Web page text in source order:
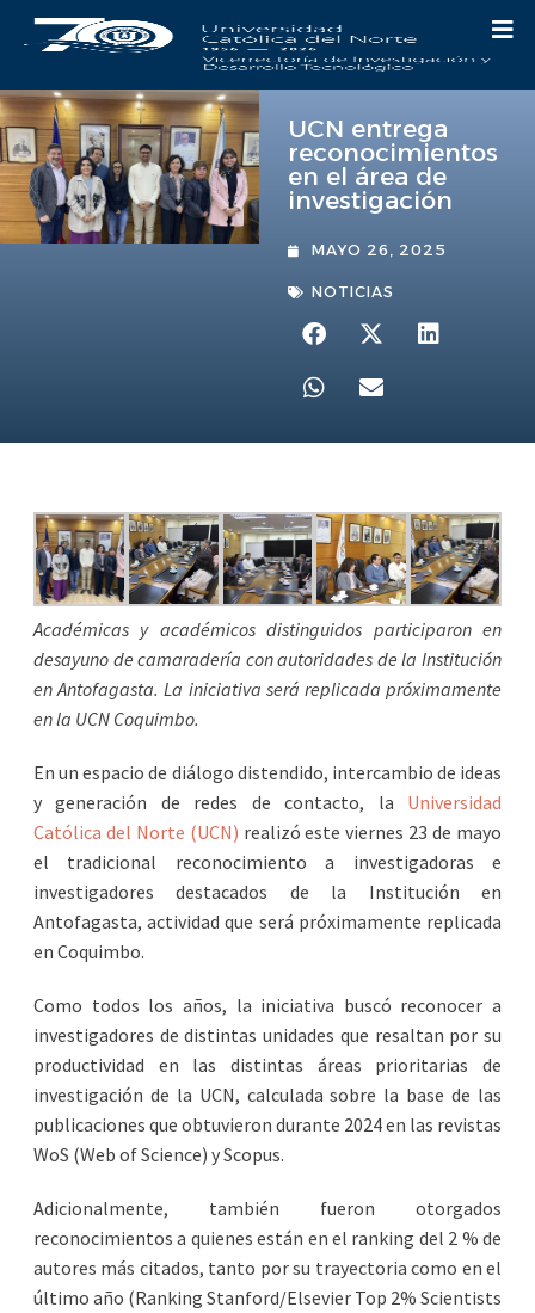
UCN entrega
reconocimientos
en el área de
investigación
MAYO 26, 2025
NOTICIAS
Académicas y académicos distinguidos participaron en
desayuno de camaradería con autoridades de la Institución
en Antofagasta. La iniciativa será replicada próximamente
en la UCN Coquimbo.
En un espacio de diálogo distendido, intercambio de ideas
y generación de redes de contacto, la Universidad
Católica del Norte (UCN) realizó este viernes 23 de mayo
el tradicional reconocimiento a investigadoras e
investigadores destacados de la Institución en
Antofagasta, actividad que será próximamente replicada
en Coquimbo.
Como todos los años, la iniciativa buscó reconocer a
investigadores de distintas unidades que resaltan por su
productividad en las distintas áreas prioritarias de
investigación de la UCN, calculada sobre la base de las
publicaciones que obtuvieron durante 2024 en las revistas
WoS (Web of Science) y Scopus.
Adicionalmente, también fueron otorgados
reconocimientos a quienes están en el ranking del 2 % de
autores más citados, tanto por su trayectoria como en el
último año (Ranking Stanford/Elsevier Top 2% Scientists